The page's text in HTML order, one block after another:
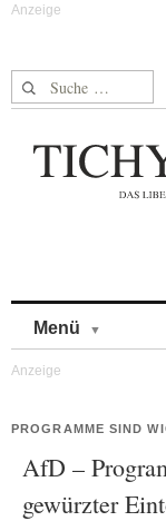
Suche nach:
Menü
PROGRAMME SIND
AfD –
gewürzter